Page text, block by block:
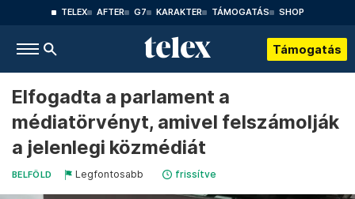
TELEX AFTER G7 KARAKTER TÁMOGATÁS SHOP
Támogatás
Elfogadta a parlament a
médiatörvényt, amivel felszámolják
a jelenlegi közmédiát
BELFÖLD Legfontosabb frissítve